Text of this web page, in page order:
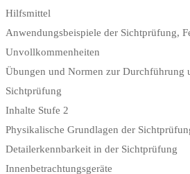
Hilfsmittel
Anwendungsbeispiele der Sichtprüfung,
Unvollkommenheiten
Übungen und Normen zur Durchführung
Sichtprüfung
Inhalte Stufe 2
Physikalische Grundlagen der
Detailerkennbarkeit in der Sichtprüfung
Innenbetrachtungsgeräte